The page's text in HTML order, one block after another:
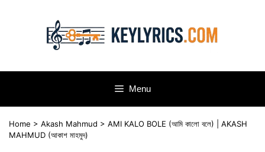
Menu
Home > Akash Mahmud > AMI KALO BOLE (আমি কালো বলে) | AKASH
MAHMUD (আকাশ মাহমুদ)